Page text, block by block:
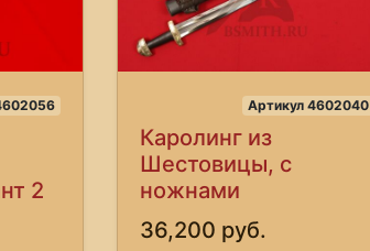
2
Артикул 4602040
Каролинг из
Шестовицы, с
ножнами
36,200 руб.